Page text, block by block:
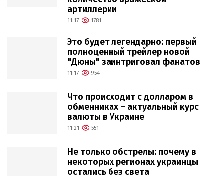
артиллерии
11:17 1781
Это будет легендарно: первый
полноценный трейлер новой
"Дюны" заинтриговал фанатов
11:17 954
Что происходит с долларом в
обменниках – актуальный курс
валюты в Украине
11:21 551
Не только обстрелы: почему в
некоторых регионах украинцы
остались без света